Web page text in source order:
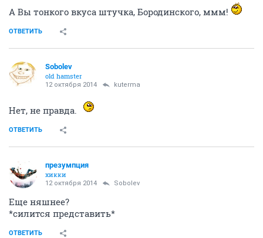
А Вы тонкого вкуса штучка, Бородинского, ммм!
ОТВЕТИТЬ
Sobolev
old hamster
12 октября 2014 kuterma
Нет, не правда.
ОТВЕТИТЬ
презумпция
хикки
12 октября 2014 Sobolev
Еще няшнее?
*силится представить*
ОТВЕТИТЬ